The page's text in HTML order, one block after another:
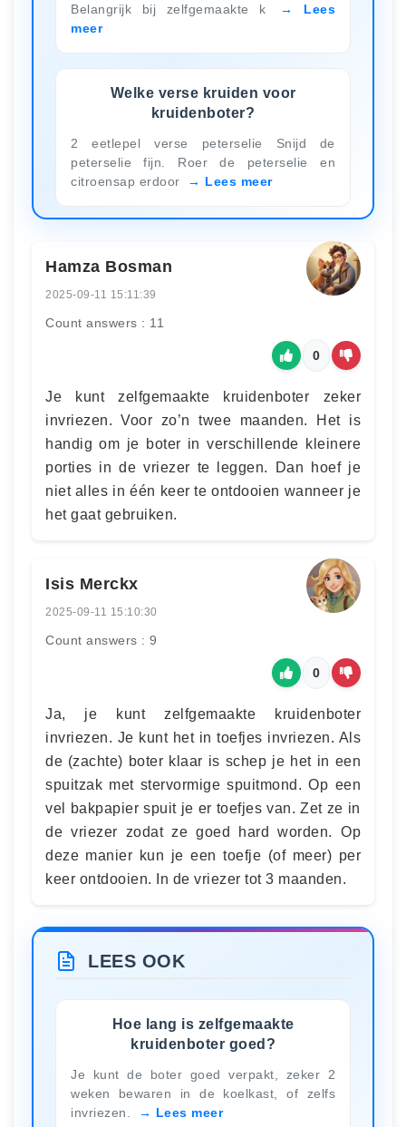
Belangrijk bij zelfgemaakte k
Lees
meer
Welke verse kruiden voor
kruidenboter?
2 eetlepel verse peterselie Snijd de
peterselie fijn. Roer de peterselie en
citroensap erdoor
Lees meer
Hamza Bosman
2025-09-11 15:11:39
Count answers : 11
0
Je kunt zelfgemaakte kruidenboter zeker
invriezen. Voor zo’n twee maanden. Het is
handig om je boter in verschillende kleinere
porties in de vriezer te leggen. Dan hoef je
niet alles in één keer te ontdooien wanneer je
het gaat gebruiken.
Isis Merckx
2025-09-11 15:10:30
Count answers : 9
0
Ja, je kunt zelfgemaakte kruidenboter
invriezen. Je kunt het in toefjes invriezen. Als
de (zachte) boter klaar is schep je het in een
spuitzak met stervormige spuitmond. Op een
vel bakpapier spuit je er toefjes van. Zet ze in
de vriezer zodat ze goed hard worden. Op
deze manier kun je een toefje (of meer) per
keer ontdooien. In de vriezer tot 3 maanden.
LEES OOK
Hoe lang is zelfgemaakte
kruidenboter goed?
Je kunt de boter goed verpakt, zeker 2
weken bewaren in de koelkast, of zelfs
invriezen.
Lees meer